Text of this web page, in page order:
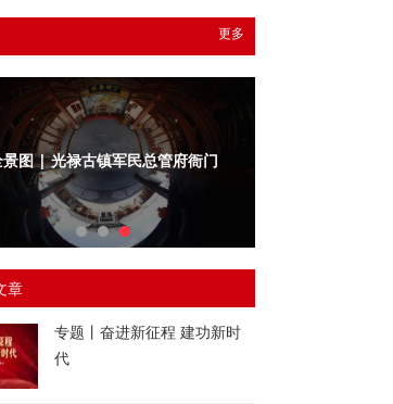
更多
景图 | 光禄古镇军民总管府衙门
章
专题丨奋进新征程 建功新时
代